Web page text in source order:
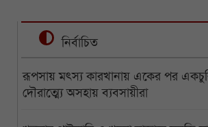
নির্বাচিত
রূপসায় মৎস্য কারখানায় একের পর
দৌরাত্ম্যে অসহায় ব্যবসায়ীরা